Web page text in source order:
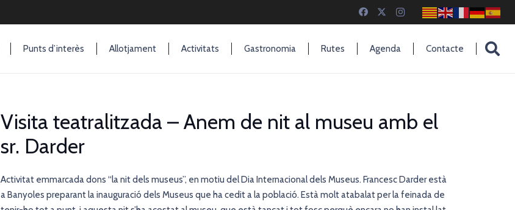
Punts d’interès Allotjament Activitats Gastronomia Rutes Agenda Contacte
Visita teatralitzada – Anem de nit al museu amb el
sr. Darder
Activitat emmarcada dons “la nit dels museus”, en motiu del Dia Internacional dels Museus. Francesc Darder està
a Banyoles preparant la inauguració dels Museus que ha cedit a la població. Està molt atabalat per la feinada de